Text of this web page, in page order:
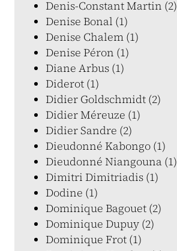
Denis-Constant Martin (2)
Denise Bonal (1)
Denise Chalem (1)
Denise Péron (1)
Diane Arbus (1)
Diderot (1)
Didier Goldschmidt (2)
Didier Méreuze (1)
Didier Sandre (2)
Dieudonné Kabongo (1)
Dieudonné Niangouna (1)
Dimitri Dimitriadis (1)
Dodine (1)
Dominique Bagouet (2)
Dominique Dupuy (2)
Dominique Frot (1)